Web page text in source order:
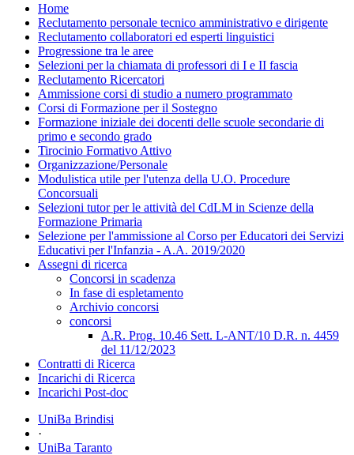
Home
Reclutamento personale tecnico amministrativo e dirigente
Reclutamento collaboratori ed esperti linguistici
Progressione tra le aree
Selezioni per la chiamata di professori di I e II fascia
Reclutamento Ricercatori
Ammissione corsi di studio a numero programmato
Corsi di Formazione per il Sostegno
Formazione iniziale dei docenti delle scuole secondarie di
primo e secondo grado
Tirocinio Formativo Attivo
Organizzazione/Personale
Modulistica utile per l'utenza della U.O. Procedure
Concorsuali
Selezioni tutor per le attività del CdLM in Scienze della
Formazione Primaria
Selezione per l'ammissione al Corso per Educatori dei Servizi
Educativi per l'Infanzia - A.A. 2019/2020
Assegni di ricerca
Concorsi in scadenza
In fase di espletamento
Archivio concorsi
concorsi
A.R. Prog. 10.46 Sett. L-ANT/10 D.R. n. 4459
del 11/12/2023
Contratti di Ricerca
Incarichi di Ricerca
Incarichi Post-doc
UniBa Brindisi
·
UniBa Taranto